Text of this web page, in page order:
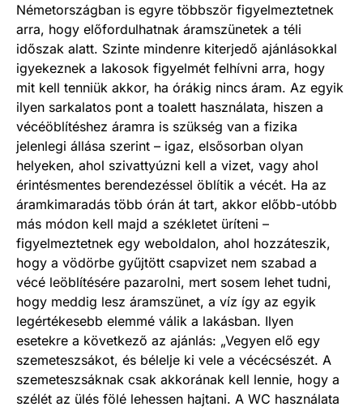
Németországban is egyre többször figyelmeztetnek
arra, hogy előfordulhatnak áramszünetek a téli
időszak alatt. Szinte mindenre kiterjedő ajánlásokkal
igyekeznek a lakosok figyelmét felhívni arra, hogy
mit kell tenniük akkor, ha órákig nincs áram. Az egyik
ilyen sarkalatos pont a toalett használata, hiszen a
vécéöblítéshez áramra is szükség van a fizika
jelenlegi állása szerint – igaz, elsősorban olyan
helyeken, ahol szivattyúzni kell a vizet, vagy ahol
érintésmentes berendezéssel öblítik a vécét. Ha az
áramkimaradás több órán át tart, akkor előbb-utóbb
más módon kell majd a székletet üríteni –
figyelmeztetnek egy weboldalon, ahol hozzáteszik,
hogy a vödörbe gyűjtött csapvizet nem szabad a
vécé leöblítésére pazarolni, mert sosem lehet tudni,
hogy meddig lesz áramszünet, a víz így az egyik
legértékesebb elemmé válik a lakásban. Ilyen
esetekre a következő az ajánlás: „Vegyen elő egy
szemeteszsákot, és bélelje ki vele a vécécsészét. A
szemeteszsáknak csak akkorának kell lennie, hogy a
szélét az ülés fölé lehessen hajtani. A WC használata